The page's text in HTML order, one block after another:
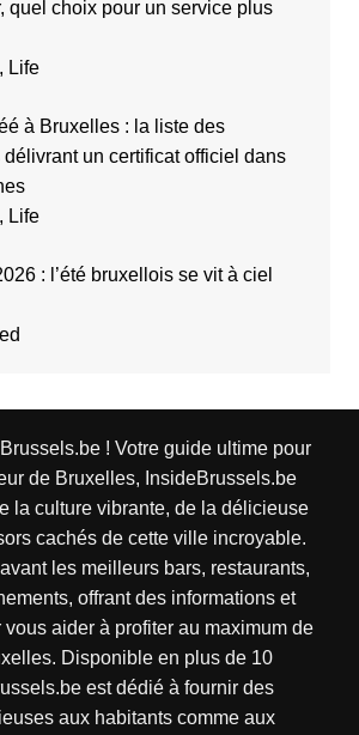
quel choix pour un service plus
Life
à Bruxelles : la liste des
un certificat officiel dans
Life
: l’été bruxellois se vit à ciel
! Votre guide ultime pour
de Bruxelles, InsideBrussels.be
la culture vibrante, de la délicieuse
cachés de cette ville incroyable.
les meilleurs bars, restaurants,
offrant des informations et
aider à profiter au maximum de
Disponible en plus de 10
est dédié à fournir des
aux habitants comme aux